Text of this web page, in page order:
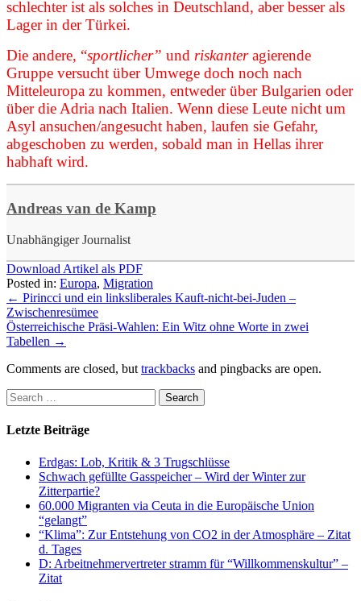
schlechter ist als solches in Deutschland, aber besser als
Lager in der Türkei.
Die andere, “sportlicher” und riskanteragierende
Gruppe versucht über Umwege doch noch nach
Mitteleuropa zu kommen, entweder über Bulgarien oder
über die Adria nach Italien. Wenn diese Leute nicht um
Asyl ansuchen/angesucht haben, laufen sie Gefahr,
abgeschoben zu werden, sobald man in Hellas ihrer
habhaft wird.
Andreas van de Kamp
Unabhängiger Journalist
Download Artikel als PDF
Posted in: Europa, Migration
← Pirincci und ein linksliberales Kauft-nicht-bei-Juden –
Zwischenresümee
Österreichische Präsi-Wahlen: Ein Witz ohne Worte in zwei
Tabellen →
Comments are closed, but trackbacks and pingbacks are open.
Letzte Beiträge
Erdgas: Lob, Kritik & 3 Trugschlüsse
Schwach gefüllte Gasspeicher – Wird der Winter zur
Zitterpartie?
60.000 Migranten via Ceuta in die Europäische Union
“gelangt”
“Klima”: Zur Entstehung von CO2 in der Atmosphäre – Zitat
d. Tages
D: Arbeitnehmervertreter stramm für “Willkommenskultur” –
Zitat